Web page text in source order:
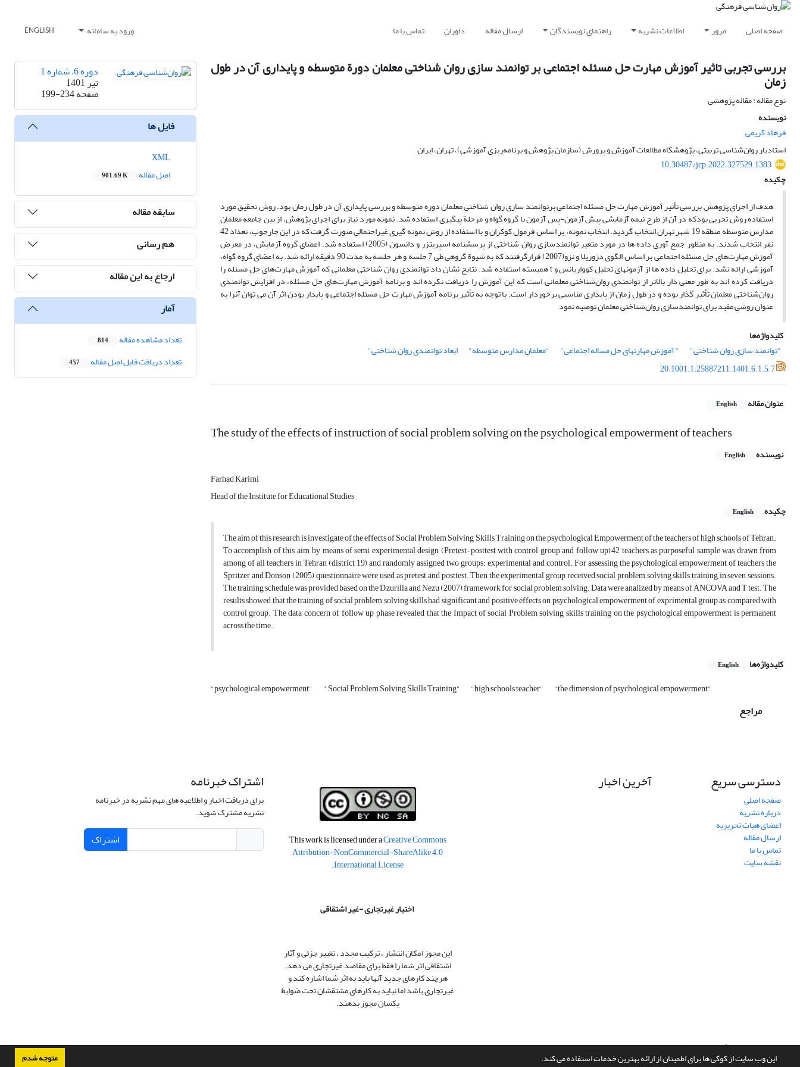
این وب سایت از کوکی ها برای اطمینان از ارائه بهترین خدمات استفاده می کند. متوجه شدم
صفحه اصلی مرور اطلاعات نشریه راهنمای نویسندگان ارسال مقاله داوران تماس با ما ورود به سامانه ENGLISH
بررسی تجربی تاثیر آموزش مهارت حل مسئله اجتماعی بر توانمند سازی روان شناختی معلمان دورة متوسطه و پایداری آن در طول
زمان
نوع مقاله : مقاله پژوهشی
نویسنده
فرهاد کریمی
استادیار روان‌شناسی تربیتی، پژوهشگاه مطالعات آموزش و پرورش (سازمان پژوهش و برنامه‌ریزی آموزشی)، تهران، ایران
10.30487/jcp.2022.327529.1383
چکیده
هدف از اجرای پژوهش بررسی تأثیر آموزش مهارت حل مسئله اجتماعی برتوانمند سازی روان شناختی معلمان دوره متوسطه و بررسی پایداری آن در طول زمان بود. روش تحقیق مورد
استفاده روش تجربی بودکه در آن از طرح نیمه آزمایشی پیش آزمون-پس آزمون با گروه گواه و مرحلة پیگیری استفاده شد. نمونه مورد نیاز برای اجرای پژوهش، از بین جامعه معلمان
مدارس متوسطه منطقه 19 شهر تهران انتخاب گردید. انتخاب نمونه، بر اساس فرمول کوکران و با استفاده از روش نمونه گیری غیراحتمالی صورت گرفت که در این چارچوب، تعداد 42
نفر انتخاب شدند. به منظور جمع آوری داده ها در مورد متغیر توانمندسازی روان شناختی از پرسشنامه اسپریتزر و دانسون (2005) استفاده شد. اعضای گروه آزمایش، در معرض
آموزش مهارت‌های حل مسئله اجتماعی بر اساس الگوی دزوریلا و نزو(2007) قرارگرفتند که به شیوة گروهی طی 7 جلسه و هر جلسه به مدت 90 دقیقه ارائه شد. به اعضای گروه گواه،
آموزشی ارائه نشد. برای تحلیل داده ها از آزمونهای تحلیل کوواریانس و t همبسته استفاده شد. نتایج نشان داد توانمندی روان شناختی معلمانی که آموزش مهارت‌های حل مسئله را
دریافت کرده اند به طور معنی دار بالاتر از توانمندی روان‌شناختی معلمانی است که این آموزش را دریافت نکرده اند و برنامة آموزش مهارت‌های حل مسئله، در افزایش توانمندی
روان‌شناختی معلمان تأثیر گذار بوده و در طول زمان از پایداری مناسبی برخوردار است. با توجه به تأثیر برنامه آموزش مهارت حل مسئله اجتماعی و پایدار بودن اثر آن می توان آنرا به
عنوان روشی مفید برای توانمندسازی روان‌شناختی معلمان توصیه نمود
کلیدواژه‌ها
"توانمند سازی روان شناختی"
" آموزش مهارتهای حل مساله اجتماعی" "معلمان مدارس متوسطه"
ابعاد توانمندی روان شناختی"
20.1001.1.25887211.1401.6.1.5.7
عنوان مقاله English
The study of the effects of instruction of social problem solving on the psychological empowerment of teachers
نویسنده English
Farhad Karimi
Head of the Institute for Educational Studies
چکیده
English
The aim of this research is investigate of the effects of Social Problem Solving Skills Training on the psychological Empowerment of the teachers of high schools of Tehran.
To accomplish of this aim, by means of semi experimental design (Pretest-posttest with control group and follow up),42 teachers as purposeful sample was drawn from
among of all teachers in Tehran (district 19) and randomly assigned two groups: experimental and control. For assessing the psychological empowerment of teachers the
Spritzer and Donson (2005) questionnaire were used as pretest and posttest. Then the experimental group received social problem solving skills training in seven sessions.
The training schedule was provided based on the D,zurilla and Nezu (2007) framework for social problem solving. Data were analized by means of ANCOVA and T test. The
results showed that the training of social problem solving skills had significant and positive effects on psychological empowerment of exprimental group as compared with
control group. The data concern of follow up phase revealed that the Impact of social Problem solving skills training on the psychological empowerment is permanent
across the time.
کلیدواژه‌ها English
"psychological empowerment" " Social Problem Solving Skills Training" "high schools teacher" "the dimension of psychological empowerment"
مراجع
دوره 6، شماره 1
تیر 1401
صفحه199-234
فایل ها
اصل مقاله
901.69 K
سابقه مقاله
هم رسانی
ارجاع به این مقاله
آمار
تعداد مشاهده مقاله 814
تعداد دریافت فایل اصل مقاله 457
دسترسی سریع
صفحه اصلی
درباره نشریه
اعضای هیات تحریریه
ارسال مقاله
تماس با ما
نقشه سایت
آخرین اخبار
This work is licensed under aCreative Commons
Attribution-NonCommercial-ShareAlike 4.0
International License
.
اختیار غیرتجاری -غیر اشتقاقی
این مجوز امکان انتشار ، ترکیب مجدد ، تغییر جزئی و آثار
اشتقاقی اثر شما را فقط برای مقاصد غیرتجاری می دهد.
هرچند کارهای جدید آنها باید به اثر شما اشاره کند و
غیرتجاری باشد اما نباید به کارهای مشتقشان تحت ضوابط
یکسان مجوز بدهند.
اشتراک خبرنامه
برای دریافت اخبار و اطلاعیه های مهم نشریه در خبرنامه
نشریه مشترک شوید.
اشتراک
سامانه مدیریت نشریات علمی.طراحی و پیاده سازی ازسیناوب